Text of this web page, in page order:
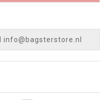
info@bagsterstore.nl